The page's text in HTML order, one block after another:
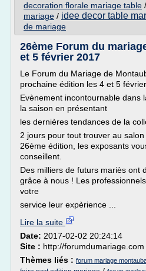
decoration florale mariage table /
mariage / idee decor table
de mariage
26ème Forum du
et 5 février 2017
Le Forum du Mariage de
prochaine édition les 4 et 5
Evènement incontournable dans
la saison en présentant
les dernières tendances de la
2 jours pour tout trouver au
26ème édition, les exposants
conseillent.
Des milliers de futurs mariès ont
grâce à nous ! Les
votre
service leur expèrience ...
Lire la suite
Date: 2017-02-02 20:24:14
Site : http://forumdumariage.com
Thèmes liés : forum mariage